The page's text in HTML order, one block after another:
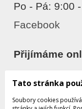
Po - Pá: 9:00
Facebook
Přijímáme
Tato stránka
Soubory cookies